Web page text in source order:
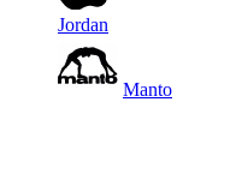
Jordan
Manto